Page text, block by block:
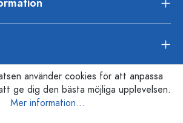
använder cookies för att anpassa
ge dig den bästa möjliga upplevelsen.
Mer information...